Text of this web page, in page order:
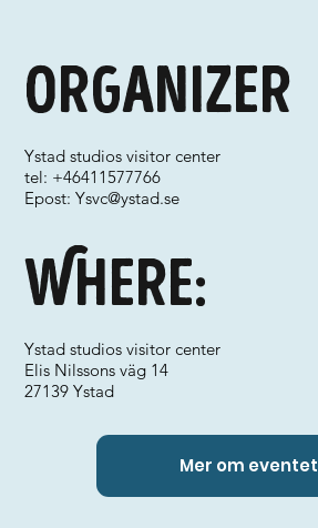
Where:
Organizer
Ystad studios visitor center
tel: +46411577766
Epost:Ysvc@ystad.se
Ystad studios visitor center
Elis Nilssons väg 14
27139 Ystad
Mer om eventet